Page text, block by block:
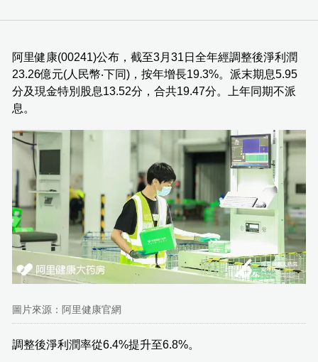
阿里健康(00241)公布，截至3月31日全年經調整後淨利潤
23.26億元(人民幣‧下同)，按年增長19.3%。派末期息5.95
分及現金特別股息13.52分，合共19.47分。上年同期不派
息。
圖片來源：阿里健康官網
調整後淨利潤率從6.4%提升至6.8%。